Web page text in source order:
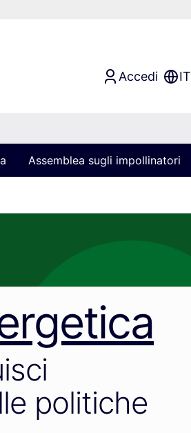
Accedi IT
Assemblea sugli impollinatori
politiche